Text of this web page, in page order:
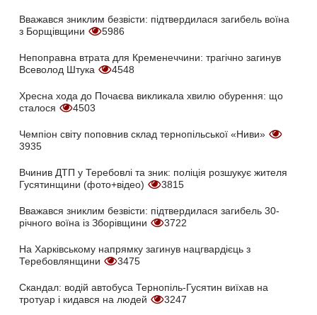
Вважався зниклим безвісти: підтвердилася загибель воїна
з Борщівщини
5986
Непоправна втрата для Кременеччини: трагічно загинув
Всеволод Штука
4548
Хресна хода до Почаєва викликала хвилю обурення: що
сталося
4503
Чемпіон світу поповнив склад тернопільської «Ниви»
3935
Вчинив ДТП у Теребовлі та зник: поліція розшукує жителя
Гусятинщини (фото+відео)
3815
Вважався зниклим безвісти: підтвердилася загибель 30-
річного воїна із Зборівщини
3722
На Харківському напрямку загинув нацгвардієць з
Теребовлянщини
3475
Скандал: водій автобуса Тернопіль-Гусятин виїхав на
тротуар і кидався на людей
3247